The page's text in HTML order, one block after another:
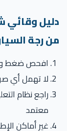
رجة السيارة
افحص ضغط
لا تهمل أي صوت
راجع نظام
معتمد
غير أماكن